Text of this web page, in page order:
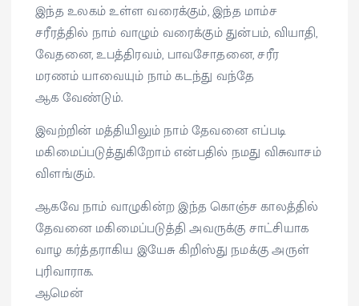
இந்த உலகம் உள்ள வரைக்கும், இந்த மாம்ச
சரீரத்தில் நாம் வாழும் வரைக்கும் துன்பம், வியாதி,
வேதனை, உபத்திரவம், பாவசோதனை, சரீர
மரணம் யாவையும் நாம் கடந்து வந்தே
ஆக வேண்டும்.
இவற்றின் மத்தியிலும் நாம் தேவனை எப்படி
மகிமைப்படுத்துகிறோம் என்பதில் நமது விசுவாசம்
விளங்கும்.
ஆகவே நாம் வாழுகின்ற இந்த கொஞ்ச காலத்தில்
தேவனை மகிமைப்படுத்தி அவருக்கு சாட்சியாக
வாழ கர்த்தராகிய இயேசு கிறிஸ்து நமக்கு அருள்
புரிவாராக.
ஆமென்